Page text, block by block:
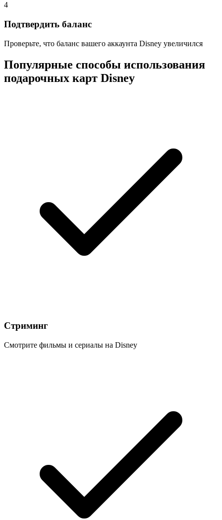
4
Подтвердить баланс
Проверьте, что баланс вашего аккаунта Disney увеличился
Популярные способы использования
подарочных карт Disney
Стриминг
Смотрите фильмы и сериалы на Disney